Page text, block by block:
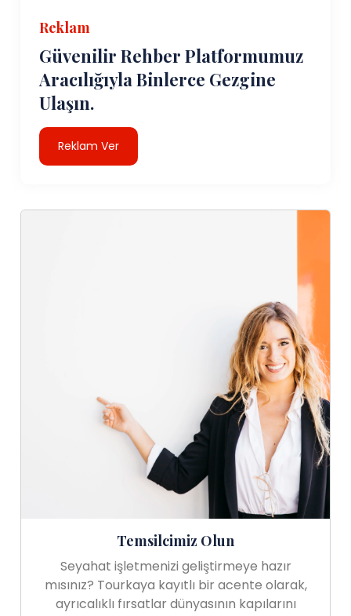
Reklam
Güvenilir Rehber Platformumuz
Aracılığıyla Binlerce Gezgine
Ulaşın.
Reklam Ver
Temsilcimiz Olun
Seyahat işletmenizi geliştirmeye hazır
mısınız? Tourkaya kayıtlı bir acente olarak,
ayrıcalıklı fırsatlar dünyasının kapılarını